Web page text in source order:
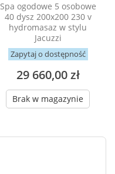
Spa ogodowe 5 osobowe
40 dysz 200x200 230 v
hydromasaz w stylu
Jacuzzi
Zapytaj o dostępność
29 660,00 zł
Brak w magazynie